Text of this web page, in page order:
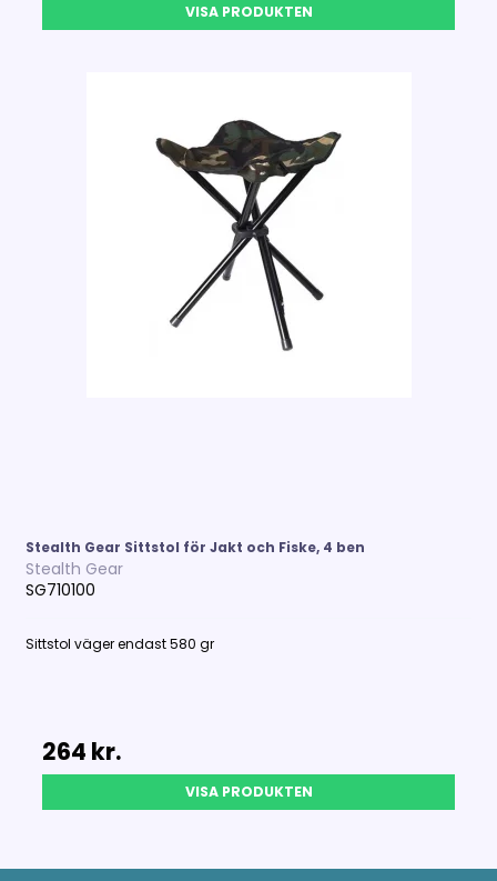
VISA PRODUKTEN
Stealth Gear Sittstol för Jakt och Fiske, 4 ben
Stealth Gear
SG710100
Sittstol väger endast 580 gr
264 kr.
VISA PRODUKTEN